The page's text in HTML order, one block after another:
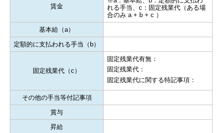
賃金
れる手当、c：固定残業代（ある場
合のみ a + b + c ）
基本給（a）
定額的に支払われる手当（b）
固定残業代（c）
固定残業代有無：
固定残業代：
固定残業代に関する特記事項：
その他の手当等付記事項
賞与
昇給